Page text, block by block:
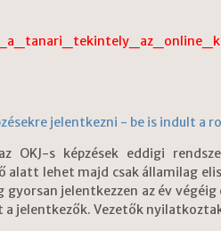
jelentkezni - be is indult a
OKJ-s képzések eddigi
alatt lehet majd csak államilag
jelentkezzen az év
jelentkezők. Vezetők